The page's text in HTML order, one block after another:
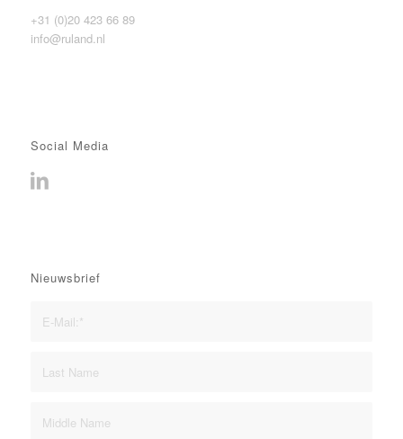
+31 (0)20 423 66 89
info@ruland.nl
Social Media
Nieuwsbrief